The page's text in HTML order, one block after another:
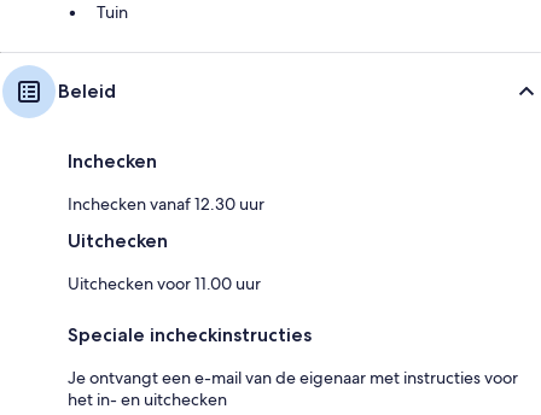
Tuin
Beleid
Inchecken
Inchecken vanaf 12.30 uur
Uitchecken
Uitchecken voor 11.00 uur
Speciale incheckinstructies
Je ontvangt een e-mail van de eigenaar met instructies voor
het in- en uitchecken